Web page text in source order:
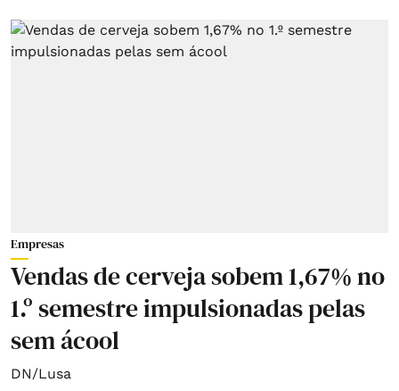
Empresas
Vendas de cerveja sobem 1,67% no
1.º semestre impulsionadas pelas
sem ácool
DN/Lusa